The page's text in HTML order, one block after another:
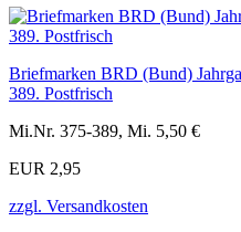
Briefmarken BRD (Bund)
389. Postfrisch
Mi.Nr. 375-389, Mi. 5,50 €
EUR 2,95
zzgl. Versandkosten